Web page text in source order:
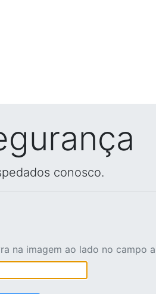
conosco.
na imagem ao lado no campo